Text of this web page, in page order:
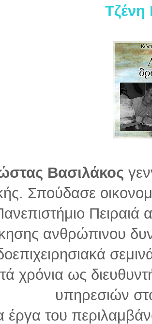
Τζένη
Βασιλάκος
Σπούδασε
Πειραιά
ανθρώπινου
χρόνια ως
υπηρεσιών
έργα του